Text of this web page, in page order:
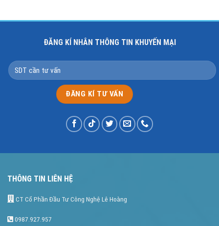
ĐĂNG KÍ NHÂN THÔNG TIN KHUYẾN MẠI
THÔNG TIN LIÊN HỆ
CT Cổ Phần Đầu Tư Công Nghệ Lê Hoàng
0987.927.957